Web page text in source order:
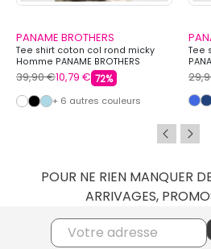
PANAME BROTHERS
Tee shirt coton col rond micky
Homme PANAME BROTHERS
39,90 €10,79 € 72%
+ 6 autres couleurs
Tee
POUR NE RIEN MANQUER
ARRIVAGES,